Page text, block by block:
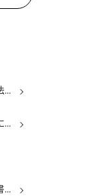
...
...
...